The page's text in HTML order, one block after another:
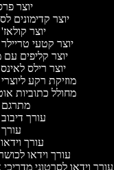
יוצר
יוצר קדימונים
יוצר
יוצר קטעי
יוצר קליפים
יוצר רילס
מוזיקת רקע
מחולל כתוביות
עורך
עורך
עורך וידאו
עורך וידאו לסרטוני